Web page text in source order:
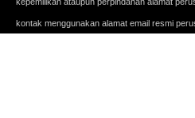
kontak menggunakan alamat email resmi